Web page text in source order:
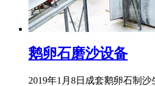
鹅卵石磨沙设备
2019年1月8日成套鹅卵石制